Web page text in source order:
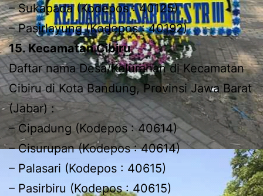
– Sukapada (Kodepos : 40125)
– Pasirlayung (Kodepos : 40192)
15. Kecamatan Cibiru
Daftar nama Desa/Kelurahan di Kecamatan
Cibiru di Kota Bandung, Provinsi Jawa Barat
(Jabar) :
– Cipadung (Kodepos : 40614)
– Cisurupan (Kodepos : 40614)
– Palasari (Kodepos : 40615)
– Pasirbiru (Kodepos : 40615)